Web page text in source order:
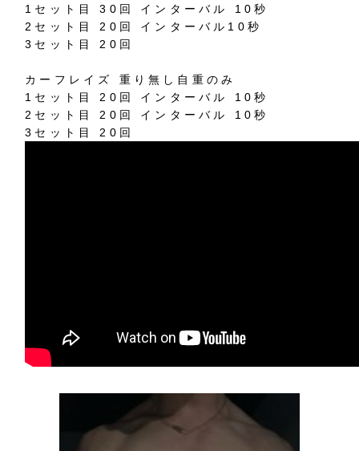
1セット目 30回 インターバル 10秒
2セット目 20回 インターバル10秒
3セット目 20回
カーフレイズ 重り無し自重のみ
1セット目 20回 インターバル 10秒
2セット目 20回 インターバル 10秒
3セット目 20回